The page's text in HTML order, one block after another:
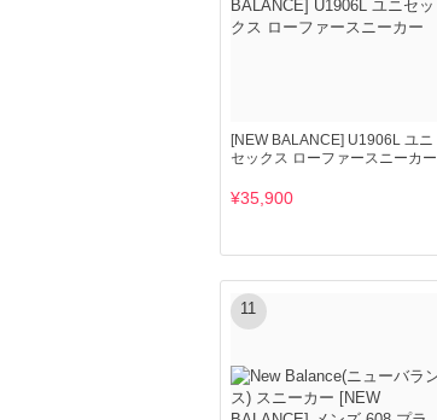
[NEW BALANCE] U1906L ユニ
セックス ローファースニーカー
¥35,900
11